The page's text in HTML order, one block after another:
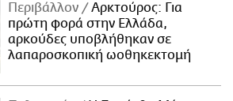
Περιβάλλον
Αρκτούρος: Για
πρώτη φορά στην Ελλάδα,
αρκούδες υποβλήθηκαν σε
λαπαροσκοπική ωοθηκεκτομή